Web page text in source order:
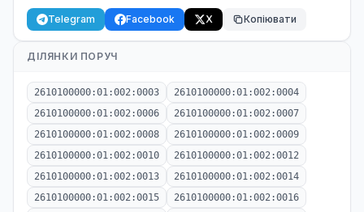
Telegram Facebook X Копіювати
ДІЛЯНКИ ПОРУЧ
2610100000:01:002:0003
2610100000:01:002:0004
2610100000:01:002:0006
2610100000:01:002:0007
2610100000:01:002:0008
2610100000:01:002:0009
2610100000:01:002:0010
2610100000:01:002:0012
2610100000:01:002:0013
2610100000:01:002:0014
2610100000:01:002:0015
2610100000:01:002:0016